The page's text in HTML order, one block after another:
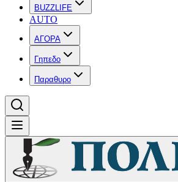
BUZZLIFE
AUTO
ΑΓΟΡΑ
Γηπεδο
Παραθυρο